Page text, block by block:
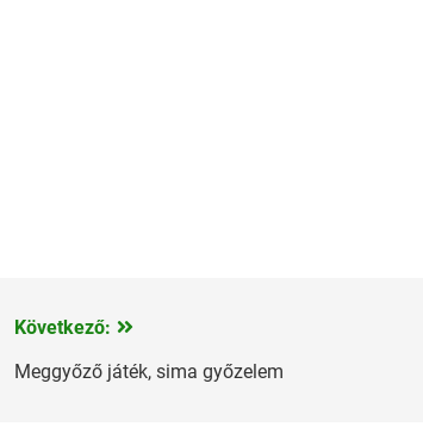
Következő:
Meggyőző játék, sima győzelem